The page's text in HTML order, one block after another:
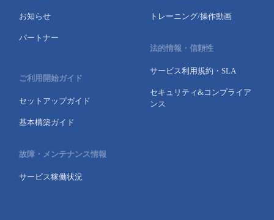
お知らせ
パートナー
ご利用開始ガイド
セットアップガイド
基本構築ガイド
故障・メンテナンス情報
サービス稼働状況
トレーニング/操作動画
法的情報・信頼性
サービス利用規約・SLA
セキュリティ&コンプライア
ンス